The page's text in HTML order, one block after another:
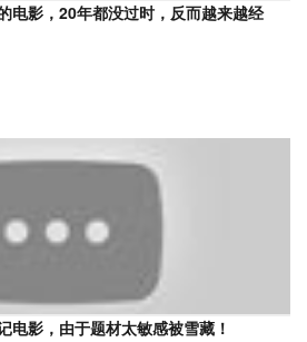
电影，20年都没过时，反而越来越经
电影，由于题材太敏感被雪藏！